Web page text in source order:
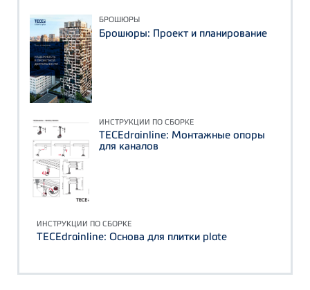
БРОШЮРЫ
Брошюры: Проект и планирование
ИНСТРУКЦИИ ПО СБОРКЕ
TECEdrainline: Монтажные опоры
для каналов
ИНСТРУКЦИИ ПО СБОРКЕ
TECEdrainline: Основа для плитки plate